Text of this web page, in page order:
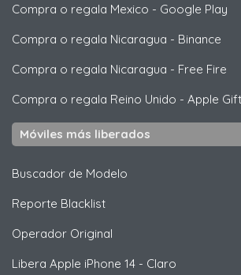
Compra o regala Mexico - Google Play
Compra o regala Nicaragua - Binance
Compra o regala Nicaragua - Free Fire
Compra o regala Reino Unido - Apple
Móviles más liberados
Buscador de Modelo
Reporte Blacklist
Operador Original
Libera Apple iPhone 14 - Claro